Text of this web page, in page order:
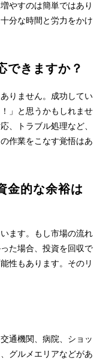
やすのは簡単ではあり
分な時間と労力をかけ
できますか？
りません。成功してい
」と思うかもしれませ
、トラブル処理など、
作業をこなす覚悟はあ
金的な余裕は
ます。もし市場の流れ
た場合、投資を回収で
性もあります。そのリ
通機関、病院、ショッ
グルメエリアなどがあ